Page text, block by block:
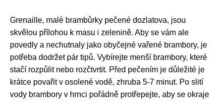
Grenaille, malé brambůrky pečené dozlatova, jsou
skvělou přílohou k masu i zelenině. Aby se vám ale
povedly a nechutnaly jako obyčejné vařené brambory, je
potřeba dodržet pár tipů. Vybírejte menší brambory, které
stačí rozpůlit nebo rozčtvrtit. Před pečením je důležité je
krátce povařit v osolené vodě, zhruba 5-7 minut. Po slití
vody brambory v hrnci pořádně protřepejte, aby se okraje